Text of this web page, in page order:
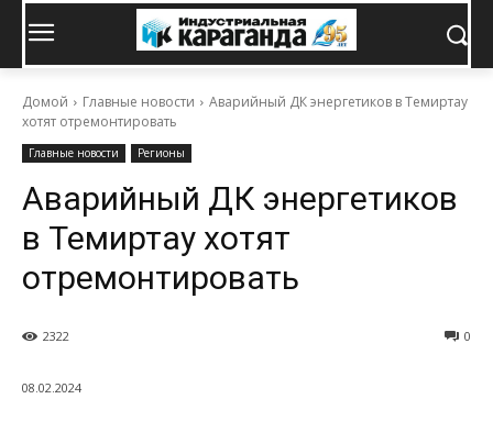
Домой Главные новости
Аварийный ДК энергетиков в Темиртау
хотят отремонтировать
Главные новости Регионы
Аварийный ДК энергетиков
в Темиртау хотят
отремонтировать
0
2322
08.02.2024